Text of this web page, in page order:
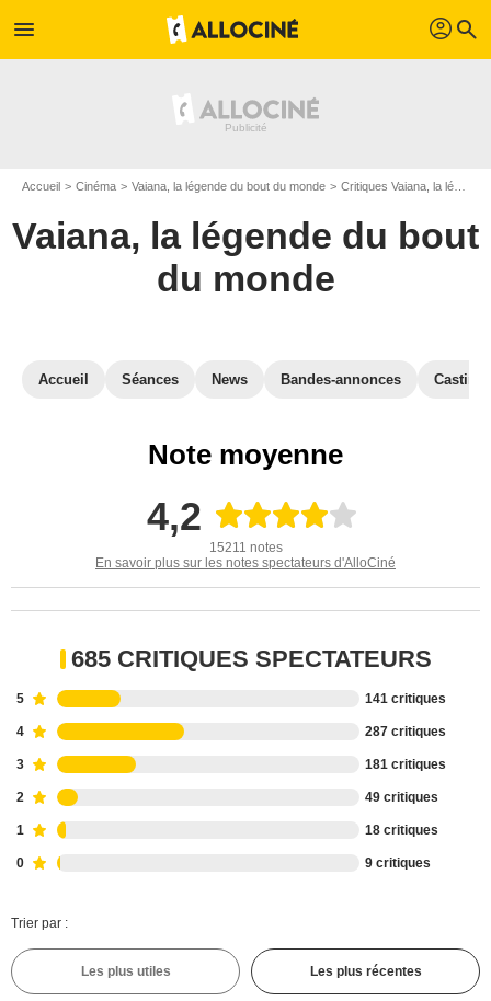
menu profil search
Accueil Cinéma Vaiana, la légende du bout du monde Critiques Vaiana, la légende du bout du monde
Vaiana, la légende du bout
du monde
Accueil Séances News Bandes-annonces Casting
Note moyenne
4,2
15211 notes
En savoir plus sur les notes spectateurs d'AlloCiné
685 CRITIQUES SPECTATEURS
5 141 critiques
4 287 critiques
3 181 critiques
2 49 critiques
1 18 critiques
0 9 critiques
Trier par :
Les plus utiles Les plus récentes